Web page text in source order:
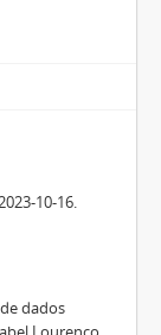
10-16.
dados